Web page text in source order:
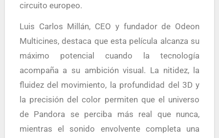
circuito europeo.
Luis Carlos Millán, CEO y fundador de Odeon
Multicines, destaca que esta película alcanza su
máximo potencial cuando la tecnología
acompaña a su ambición visual. La nitidez, la
fluidez del movimiento, la profundidad del 3D y
la precisión del color permiten que el universo
de Pandora se perciba más real que nunca,
mientras el sonido envolvente completa una